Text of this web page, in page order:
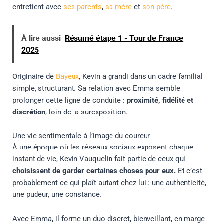
entretient avec ses parents, sa mèreet son père.
À lire aussi Résumé étape 1 - Tour de France
2025
Originaire de Bayeux, Kevin a grandi dans un cadre familial
simple, structurant. Sa relation avec Emma semble
prolonger cette ligne de conduite : proximité, fidélité et
discrétion, loin de la surexposition.
Une vie sentimentale à l’image du coureur
À une époque où les réseaux sociaux exposent chaque
instant de vie, Kevin Vauquelin fait partie de ceux qui
choisissent de garder certaines choses pour eux.Et c’est
probablement ce qui plaît autant chez lui : une authenticité,
une pudeur, une constance.
Avec Emma, il forme un duo discret, bienveillant, en marge